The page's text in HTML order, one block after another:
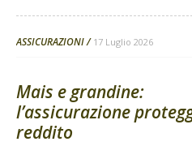
ASSICURAZIONI 17 Luglio 2026
Mais e grandine:
l’assicurazione
reddito